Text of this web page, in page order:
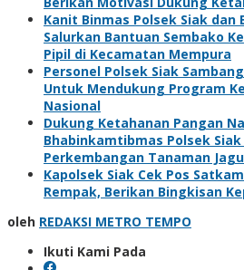
Kanit Binmas Polsek Siak
Salurkan Bantuan Sembako
Pipil di Kecamatan Mempura
Personel Polsek Siak
Untuk Mendukung Program
Nasional
Dukung Ketahanan Pangan
Bhabinkamtibmas Polsek
Perkembangan Tanaman
Kapolsek Siak Cek Pos
Rempak, Berikan Bingkisan
oleh REDAKSI METRO TEMPO
Ikuti Kami Pada